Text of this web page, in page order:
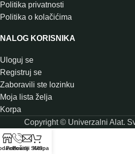
Politika privatnosti
Politika o kolačićima
NALOG KORISNIKA
Uloguj se
Registruj se
Zaboravili ste lozinku
Moja lista želja
Korpa
Copyright © Univerzalni Alat.
Pozovite
Pošalji SMS
Korpa